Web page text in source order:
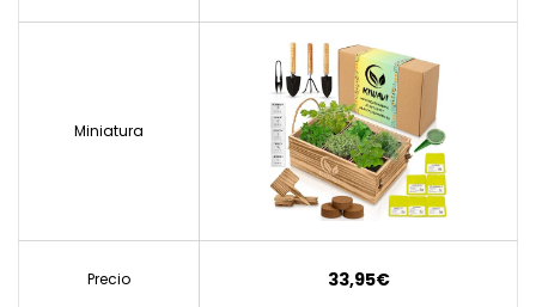
Miniatura
Precio 33,95€